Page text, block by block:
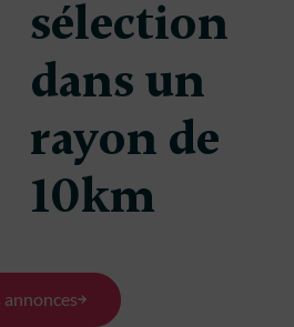
sélection
dans un
rayon de
10km
annonces